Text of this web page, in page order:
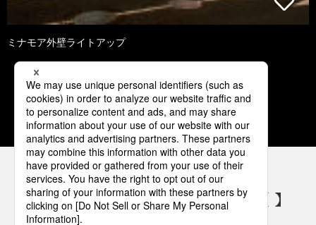
ミナモア外壁ライトアップ
1 2 3 4 5
パナソニックの電気設備 SNSアカウント